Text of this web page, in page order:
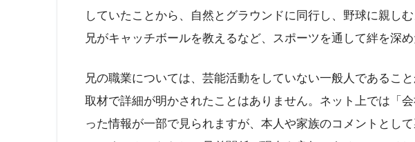
していたことから、自然とグラウンドに同行し、野球に親し
兄がキャッチボールを教えるなど、スポーツを通して絆を深め
兄の職業については、芸能活動をしていない一般人であるこ
取材で詳細が明かされたことはありません。ネット上では「
った情報が一部で見られますが、本人や家族のコメントとし